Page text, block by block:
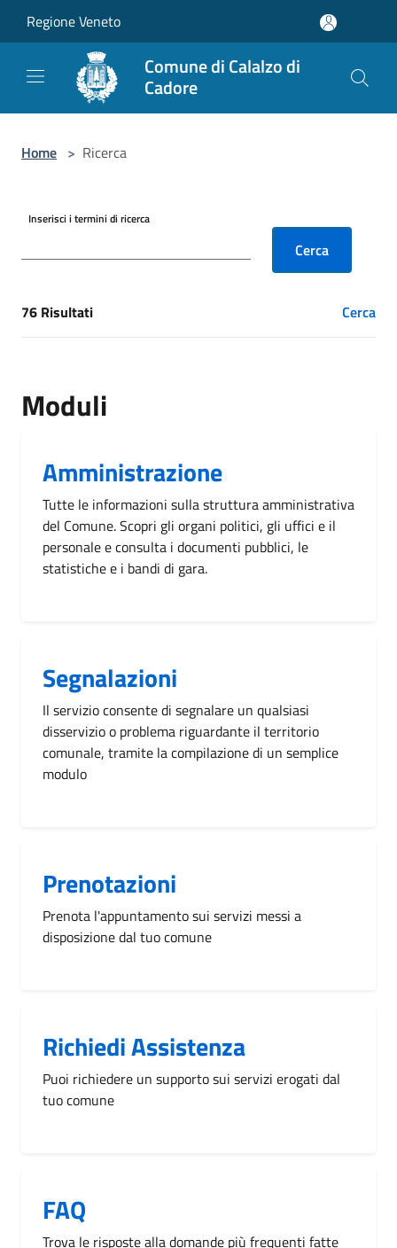
Regione Veneto
Comune di Calalzo di
Cadore
Home > Ricerca
Inserisci i termini di ricerca
Cerca
[results] Risultati
76 Risultati Cerca
Moduli
Amministrazione
Tutte le informazioni sulla struttura amministrativa
del Comune. Scopri gli organi politici, gli uffici e il
personale e consulta i documenti pubblici, le
statistiche e i bandi di gara.
Segnalazioni
Il servizio consente di segnalare un qualsiasi
disservizio o problema riguardante il territorio
comunale, tramite la compilazione di un semplice
modulo
Prenotazioni
Prenota l'appuntamento sui servizi messi a
disposizione dal tuo comune
Richiedi Assistenza
Puoi richiedere un supporto sui servizi erogati dal
tuo comune
FAQ
Trova le risposte alla domande più frequenti fatte